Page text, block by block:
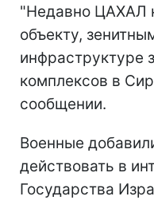
"Недавно ЦАХАЛ
объекту,
инфраструктуре
комплексов в
сообщении.
Военные
действовать в
Государства